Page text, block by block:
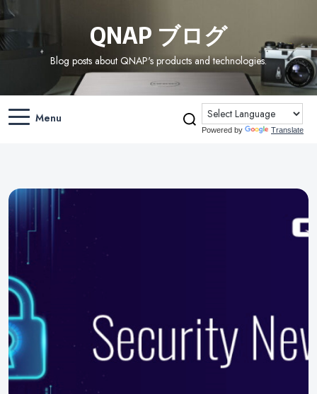
QNAP ブログ
Blog posts about QNAP's products and technologies.
Menu
Powered by Translate